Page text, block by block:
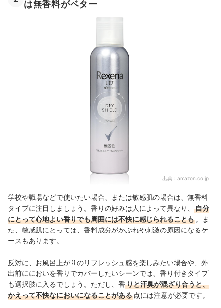
は無香料がベター
出典： amazon.co.jp
学校や職場などで使いたい場合、または敏感肌の場合は、無香料
タイプに注目しましょう。香りの好みは人によって異なり、
自分
にとって心地よい香りでも周囲には不快に感じられることも 。ま
た、敏感肌にとっては、香料成分がかぶれや刺激の原因になるケ
ースもあります。
反対に、お風呂上がりのリフレッシュ感を楽しみたい場合や、外
出前ににおいを香りでカバーしたいシーンでは、香り付きタイプ
も選択肢に入るでしょう。ただし、香りと汗臭が混ざり合うと、
かえって不快なにおいになることがある 点には注意が必要です。